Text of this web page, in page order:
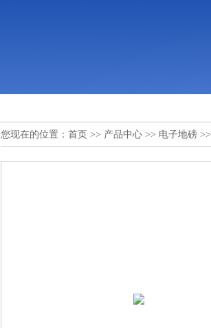
您现在的位置： 首页 >> 产品中心 >> 电子地磅 >>